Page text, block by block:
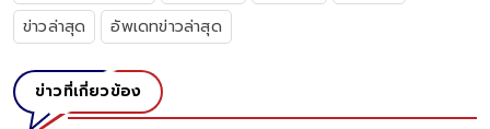
ข่าวล่าสุด
อัพเดทข่าวล่าสุด
ข่าวที่เกี่ยวข้อง